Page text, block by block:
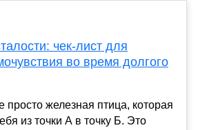
чек-лист для
во время долгого
железная птица, которая
из точки А в точку Б. Это